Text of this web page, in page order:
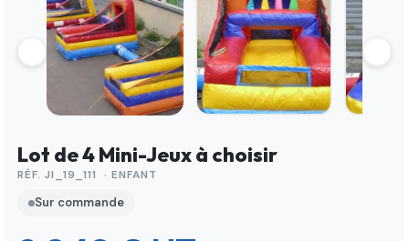
Lot de 4 Mini-Jeux à choisir
RÉF. JI_19_111 · ENFANT
Sur commande